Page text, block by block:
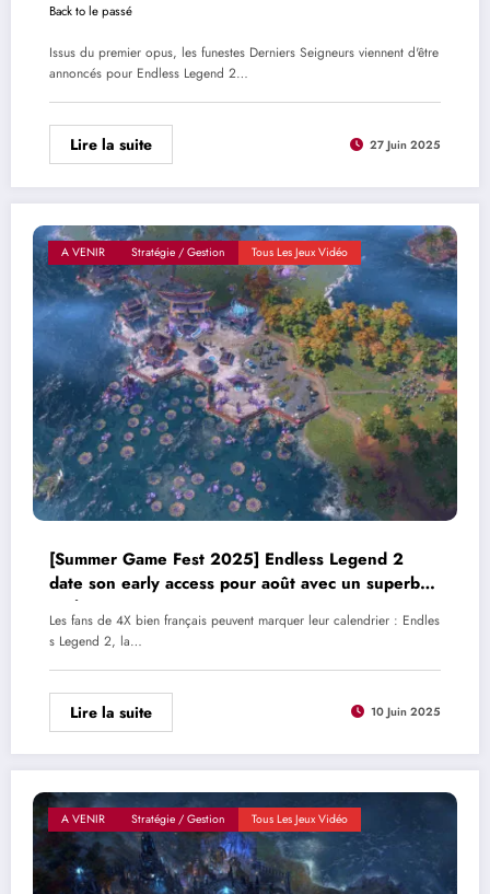
Back to le passé
Issus du premier opus, les funestes Derniers Seigneurs viennent d'être
annoncés pour Endless Legend 2…
Lire la suite 27 Juin 2025
A VENIR Stratégie / Gestion Tous Les Jeux Vidéo
[Summer Game Fest 2025] Endless Legend 2
date son early access pour août avec un superbe
trailer
Les fans de 4X bien français peuvent marquer leur calendrier : Endles
s Legend 2, la…
Lire la suite 10 Juin 2025
A VENIR Stratégie / Gestion Tous Les Jeux Vidéo